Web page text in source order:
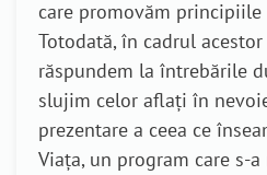
care promovăm
Totodată, în cadrul
răspundem la întrebările
slujim celor aflați în
prezentare a ceea ce
Viața, un program care s-